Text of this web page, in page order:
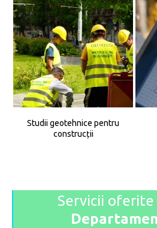
Studii geotehnice pentru
construcții
Servicii oferite